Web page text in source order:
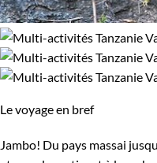
Le voyage en bref
Jambo! Du pays massai